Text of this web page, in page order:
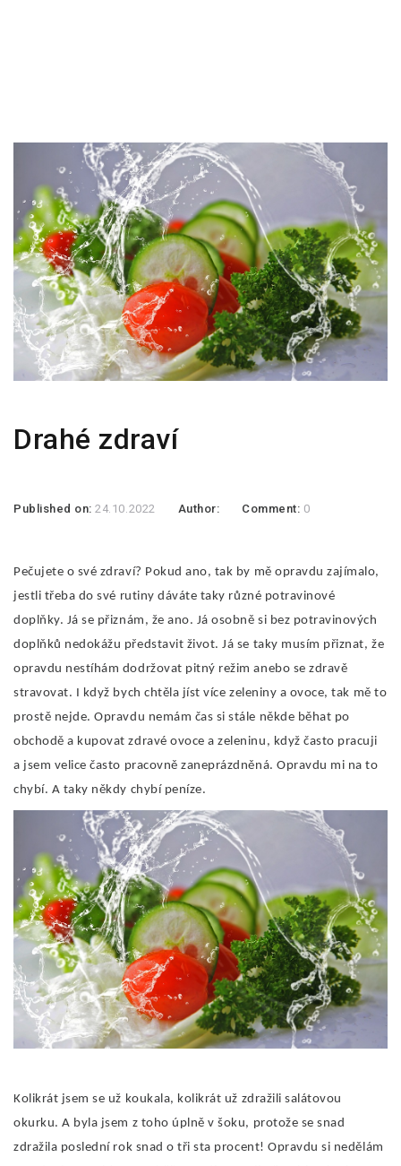
Drahé zdraví
Published on:24.10.2022 Author: Comment: 0
Pečujete o své zdraví? Pokud ano, tak by mě opravdu zajímalo,
jestli třeba do své rutiny dáváte taky různé potravinové
doplňky. Já se přiznám, že ano. Já osobně si bez potravinových
doplňků nedokážu představit život. Já se taky musím přiznat, že
opravdu nestíhám dodržovat pitný režim anebo se zdravě
stravovat. I když bych chtěla jíst více zeleniny a ovoce, tak mě to
prostě nejde. Opravdu nemám čas si stále někde běhat po
obchodě a kupovat zdravé ovoce a zeleninu, když často pracuji
a jsem velice často pracovně zaneprázdněná. Opravdu mi na to
chybí. A taky někdy chybí peníze.
Kolikrát jsem se už koukala, kolikrát už zdražili salátovou
okurku. A byla jsem z toho úplně v šoku, protože se snad
zdražila poslední rok snad o tři sta procent! Opravdu si nedělám